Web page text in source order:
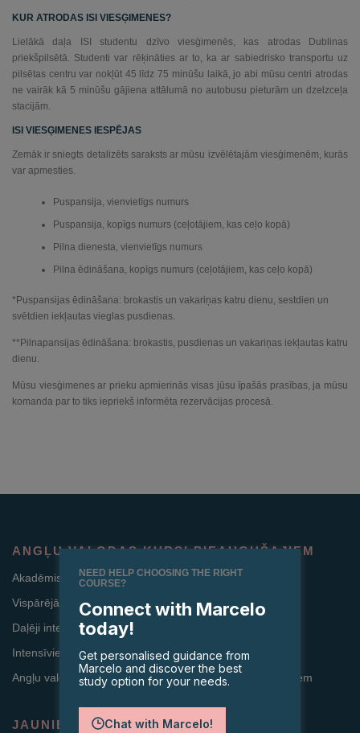
Portuguese
Russian
Ukrainian
KUR ATRODAS ISI VIESĢIMENES?
Lielākā daļa ISI studentu dzīvo viesģimenēs, kas atrodas Dublinas
priekšpilsētā. Studenti var rēķināties ar to, ka ar sabiedrisko transportu uz
pilsētas centru var nokļūt 45 līdz 75 minūšu laikā, jo abi mūsu centri atrodas
ne vairāk kā 5 minūšu gājiena attālumā no autobusu pieturām un dzelzceļa
stacijām.
ISI VIESĢIMENES IESPĒJAS
Zemāk ir sniegts detalizēts saraksts ar mūsu izvēlētajām viesģimenēm, kurās
var apmesties.
Puspansija, vienvietīgs numurs
Puspansija, kopīgs numurs (ceļotājiem, kas ceļo kopā)
Pilna dienesta, vienvietīgs numurs
Pilna ēdināšana, kopīgs numurs (ceļotājiem, kas ceļo kopā)
*Puspansijas ēdināšana: brokastis un vakariņas katru dienu, sestdien un
svētdien iekļautas vieglas pusdienas.
**Pilnapansijas ēdināšana: brokastis, pusdienas un vakariņas iekļautas katru
dienu.
Mūsu viesģimenes ar prieku apmierinās visas jūsu īpašās prasības, ja mūsu
komanda par to tiks iepriekš informēta rezervācijas procesā.
ANGĻU VALODAS KURSI PIEAUGUŠAJIEM
Akadēmiskā gada kursi (Studijas un darbs Īrijā)
Vispārējās angļu valodas kursi
Daļēji intensīvie vispārējās angļu valodas kursi
Intensīvie vispārējās angļu valodas kursi
Angļu valodas un mācību kursi skolotājiem un speciālistiem
JAUNIEŠU ANGĻU VALODAS KURSI
NEED HELP CHOOSING THE RIGHT
COURSE?
Connect with Marcelo
today!
Get personalised guidance from
Marcelo and discover the best
study option for your needs.
Chat with Marcelo!